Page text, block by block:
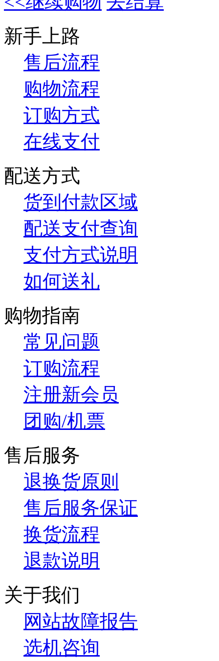
新手上路
售后流程
购物流程
订购方式
在线支付
配送方式
货到付款区域
配送支付查询
支付方式说明
如何送礼
购物指南
常见问题
订购流程
注册新会员
团购/机票
售后服务
退换货原则
售后服务保证
换货流程
退款说明
关于我们
网站故障报告
选机咨询